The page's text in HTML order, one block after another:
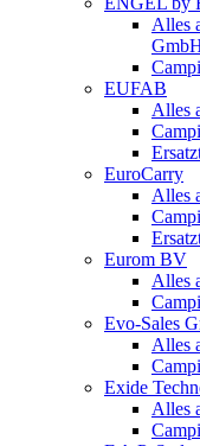
Alles
EUFAB
Alles
EuroCarry
Alles
Eurom BV
Alles
Evo-Sales
Alles
Exide
Alles